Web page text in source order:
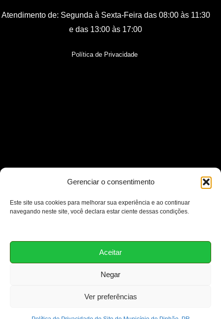
Gerenciar o consentimento
Este site usa cookies para melhorar sua experiência e ao continuar
navegando neste site, você declara estar ciente dessas condições.
Aceitar
Negar
Ver preferências
Atendimento de: Segunda à Sexta-Feira das 08:00 às 11:30
e das 13:00 às 17:00
Política de Privacidade
Copyright © 2026 Prefeitura de Pinhão - PR